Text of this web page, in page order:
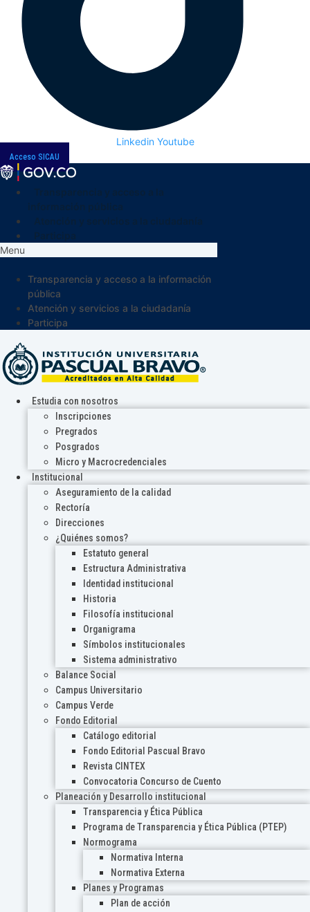
Linkedin Youtube
Acceso SICAU
Menu
Transparencia y acceso a la información
pública
Atención y servicios a la ciudadanía
Participa
Estudia con nosotros
Inscripciones
Pregrados
Posgrados
Micro y Macrocredenciales
Institucional
Aseguramiento de la calidad
Rectoría
Direcciones
¿Quiénes somos?
Estatuto general
Estructura Administrativa
Identidad institucional
Historia
Filosofía institucional
Organigrama
Símbolos institucionales
Sistema administrativo
Balance Social
Campus Universitario
Campus Verde
Fondo Editorial
Catálogo editorial
Fondo Editorial Pascual Bravo
Revista CINTEX
Convocatoria Concurso de Cuento
Planeación y Desarrollo institucional
Transparencia y Ética Pública
Programa de Transparencia y Ética Pública (PTEP)
Normograma
Normativa Interna
Normativa Externa
Planes y Programas
Plan de acción